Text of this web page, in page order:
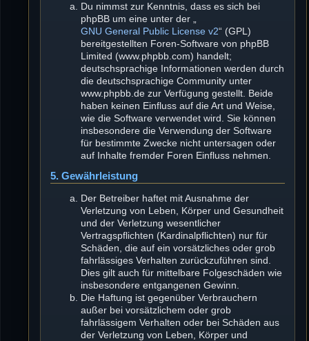
Du nimmst zur Kenntnis, dass es sich bei
phpBB um eine unter der „
GNU General Public License v2“ (GPL)
bereitgestellten Foren-Software von phpBB
Limited (www.phpbb.com) handelt;
deutschsprachige Informationen werden durch
die deutschsprachige Community unter
www.phpbb.de zur Verfügung gestellt. Beide
haben keinen Einfluss auf die Art und Weise,
wie die Software verwendet wird. Sie können
insbesondere die Verwendung der Software
für bestimmte Zwecke nicht untersagen oder
auf Inhalte fremder Foren Einfluss nehmen.
5. Gewährleistung
Der Betreiber haftet mit Ausnahme der
Verletzung von Leben, Körper und Gesundheit
und der Verletzung wesentlicher
Vertragspflichten (Kardinalpflichten) nur für
Schäden, die auf ein vorsätzliches oder grob
fahrlässiges Verhalten zurückzuführen sind.
Dies gilt auch für mittelbare Folgeschäden wie
insbesondere entgangenen Gewinn.
Die Haftung ist gegenüber Verbrauchern
außer bei vorsätzlichem oder grob
fahrlässigem Verhalten oder bei Schäden aus
der Verletzung von Leben, Körper und